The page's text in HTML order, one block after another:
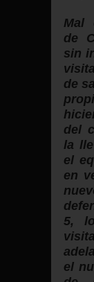
Mal
de
sin
de
del
la
el
en
5,
el